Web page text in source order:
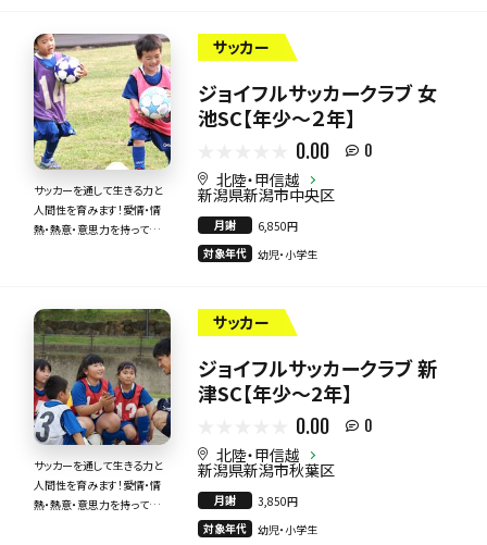
サッカーを通して生きる力と
人間性を育みます！愛情・情
熱・熱意・意思力を持って全
サッカー
ジョイフルサッカークラブ 女
池SC【年少～２年】
0.00 0
北陸・甲信越
新潟県新潟市中央区
月謝
6,850円
対象年代
幼児・小学生
サッカーを通して生きる力と
人間性を育みます！愛情・情
熱・熱意・意思力を持って全
サッカー
ジョイフルサッカークラブ 新
津SC【年少～2年】
0.00 0
北陸・甲信越
新潟県新潟市秋葉区
月謝
3,850円
対象年代
幼児・小学生